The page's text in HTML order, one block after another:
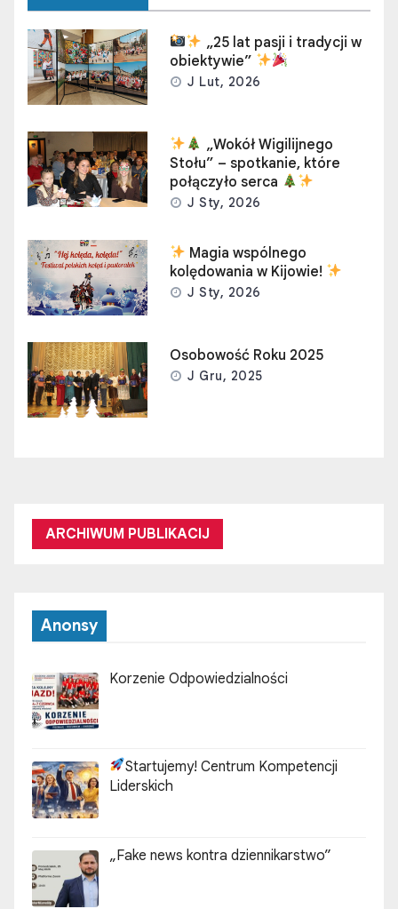
„25 lat pasji i tradycji w
obiektywie”
J Lut, 2026
„Wokół Wigilijnego
Stołu” – spotkanie, które
połączyło serca
J Sty, 2026
Magia wspólnego
kolędowania w Kijowie!
J Sty, 2026
Osobowość Roku 2025
J Gru, 2025
ARCHIWUM PUBLIKACIJ
Anonsy
Korzenie Odpowiedzialności
Startujemy! Centrum Kompetencji
Liderskich
„Fake news kontra dziennikarstwo”